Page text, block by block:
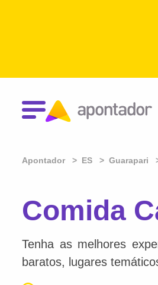
Apontador ES Guarapari
Comida
Tenha as melhores
baratos, lugares